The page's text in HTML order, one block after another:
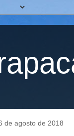
de agosto de 2018